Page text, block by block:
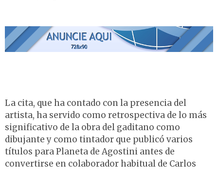
La cita, que ha contado con la presencia del
artista, ha servido como retrospectiva de lo más
significativo de la obra del gaditano como
dibujante y como tintador que publicó varios
títulos para Planeta de Agostini antes de
convertirse en colaborador habitual de Carlos